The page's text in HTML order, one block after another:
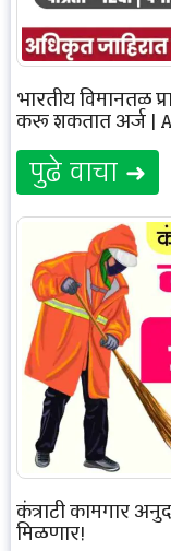
भारतीय विमानतळ
करू शकतात अर्ज |
पुढे वाचा ➜
कंत्राटी कामगार
मिळणार!